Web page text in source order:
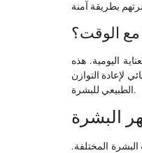
مع الوقت؟
اليومية. هذه
لإعادة التوازن
الطبيعي للبشرة.
البشرة
المختلفة.